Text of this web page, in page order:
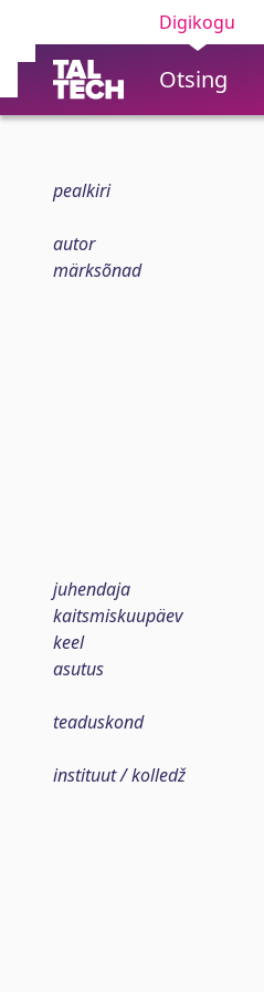
Digikogu
Otsing
pealkiri
autor
märksõnad
juhendaja
kaitsmiskuupäev
keel
asutus
teaduskond
instituut / kolledž